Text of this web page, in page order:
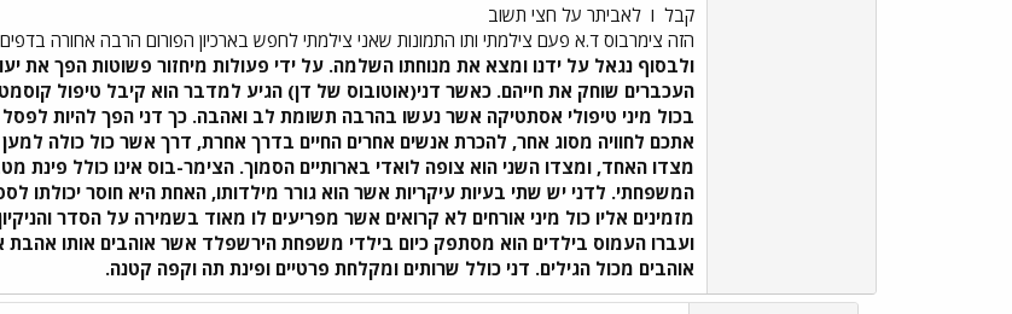
קבל ו לאביתר על חצי תשוב
הזה צימרבוס ד.א פעם צילמתי ותו התמונות שאני צילמתי לחפש בארכיון הפורום הרבה אחורה בדפים
ולבסוף נגאל על ידנו ומצא את מנוחתו השלמה. על ידי פעולות מיחזור פשוטות הפך
העכברים שוחק את חייהם. כאשר דני(אוטובוס של דן) הגיע למדבר הוא קיבל טיפול
בכול מיני טיפולי אסתטיקה אשר נעשו בהרבה תשומת לב ואהבה. כך דני הפך להיות
אתכם לחוויה מסוג אחר, להכרת אנשים אחרים החיים בדרך אחרת, דרך אשר כול כולה
מצדו האחד, ומצדו השני הוא צופה לואדי בארותיים הסמוך. הצימר-בוס אינו כולל פינת
המשפחתי. לדני יש שתי בעיות עיקריות אשר הוא גורר מילדותו, האחת היא חוסר יכולתו
מזמינים אליו כול מיני אורחים לא קרואים אשר מפריעים לו מאוד בשמירה על הסדר
ועברו העמוס בילדים הוא מסתפק כיום בילדי משפחת הירשפלד אשר אוהבים אותו אהבת
אוהבים מכול הגילים. דני כולל שרותים ומקלחת פרטיים ופינת תה וקפה קטנה.